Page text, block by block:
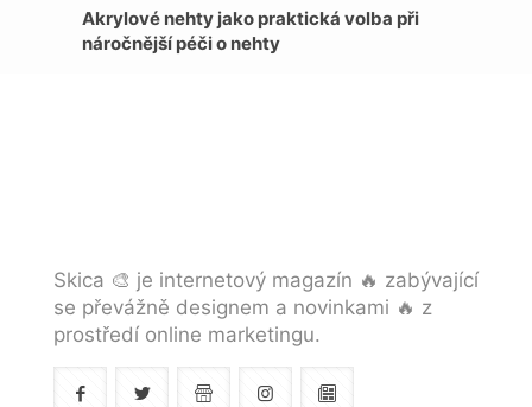
Akrylové nehty jako praktická volba při
náročnější péči o nehty
Skica 🎨 je internetový magazín 🔥 zabývající
se převážně designem a novinkami 🔥 z
prostředí online marketingu.